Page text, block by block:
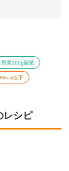
野菜100g副菜
以下
レシピ